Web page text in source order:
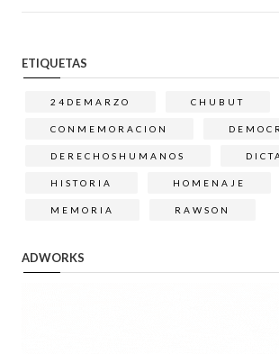
ETIQUETAS
24DEMARZO CHUBUT
CONMEMORACION
DERECHOSHUMANOS
HISTORIA HOMENAJE
MEMORIA RAWSON
ADWORKS